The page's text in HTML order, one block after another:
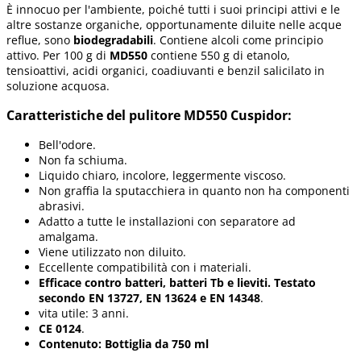
È innocuo per l'ambiente, poiché tutti i suoi principi attivi e le
altre sostanze organiche, opportunamente diluite nelle acque
reflue, sono biodegradabili. Contiene alcoli come principio
attivo. Per 100 g di MD550 contiene 550 g di etanolo,
tensioattivi, acidi organici, coadiuvanti e benzil salicilato in
soluzione acquosa.
Caratteristiche del pulitore MD550 Cuspidor:
Bell'odore.
Non fa schiuma.
Liquido chiaro, incolore, leggermente viscoso.
Non graffia la sputacchiera in quanto non ha componenti
abrasivi.
Adatto a tutte le installazioni con separatore ad
amalgama.
Viene utilizzato non diluito.
Eccellente compatibilità con i materiali.
Efficace contro batteri, batteri Tb e lieviti. Testato
secondo EN 13727, EN 13624 e EN 14348.
vita utile: 3 anni.
CE 0124.
Contenuto: Bottiglia da 750 ml